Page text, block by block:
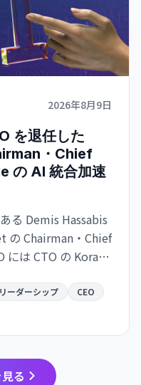
2026年8月9日
を退任した
・Chief
AI 統合加速
る Demis Hassabis
の Chairman・Chief
には CTO の Koray
変更です。
リーダーシップ CEO
る